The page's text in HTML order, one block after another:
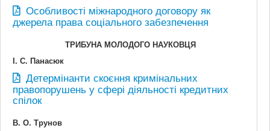
Особливості міжнародного договору як
джерела права соціального забезпечення
ТРИБУНА МОЛОДОГО НАУКОВЦЯ
І. С. Панасюк
Детермінанти скоєння кримінальних
правопорушень у сфері діяльності кредитних
спілок
В. О. Трунов